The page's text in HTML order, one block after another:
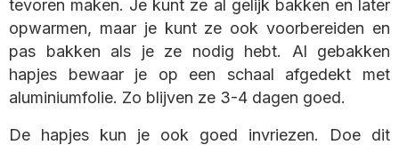
tevoren maken. Je kunt ze al gelijk bakken en later
opwarmen, maar je kunt ze ook voorbereiden en
pas bakken als je ze nodig hebt. Al gebakken
hapjes bewaar je op een schaal afgedekt met
aluminiumfolie. Zo blijven ze 3-4 dagen goed.
De hapjes kun je ook goed invriezen. Doe dit